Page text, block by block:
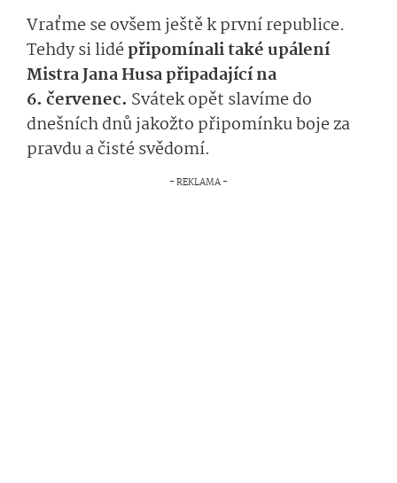
Vraťme se ovšem ještě k první republice.
Tehdy si lidépřipomínali také upálení
Mistra Jana Husa připadající na
6. červenec. Svátek opět slavíme do
dnešních dnů jakožto připomínku boje za
pravdu a čisté svědomí.